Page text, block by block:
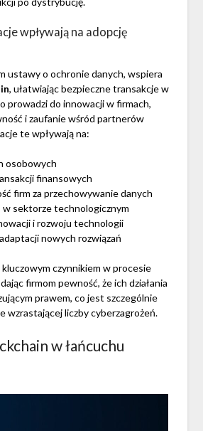
wpływają na adopcję
ustawy o ochronie danych, wspiera
, ułatwiając bezpieczne transakcje w
prowadzi do innowacji w firmach,
i zaufanie wśród partnerów
te wpływają na:
osobowych
finansowych
firm za przechowywanie danych
w sektorze technologicznym
i rozwoju technologii
nowych rozwiązań
czynnikiem w procesie
firmom pewność, że ich działania
prawem, co jest szczególnie
wzrastającej liczby cyberzagrożeń.
w łańcuchu